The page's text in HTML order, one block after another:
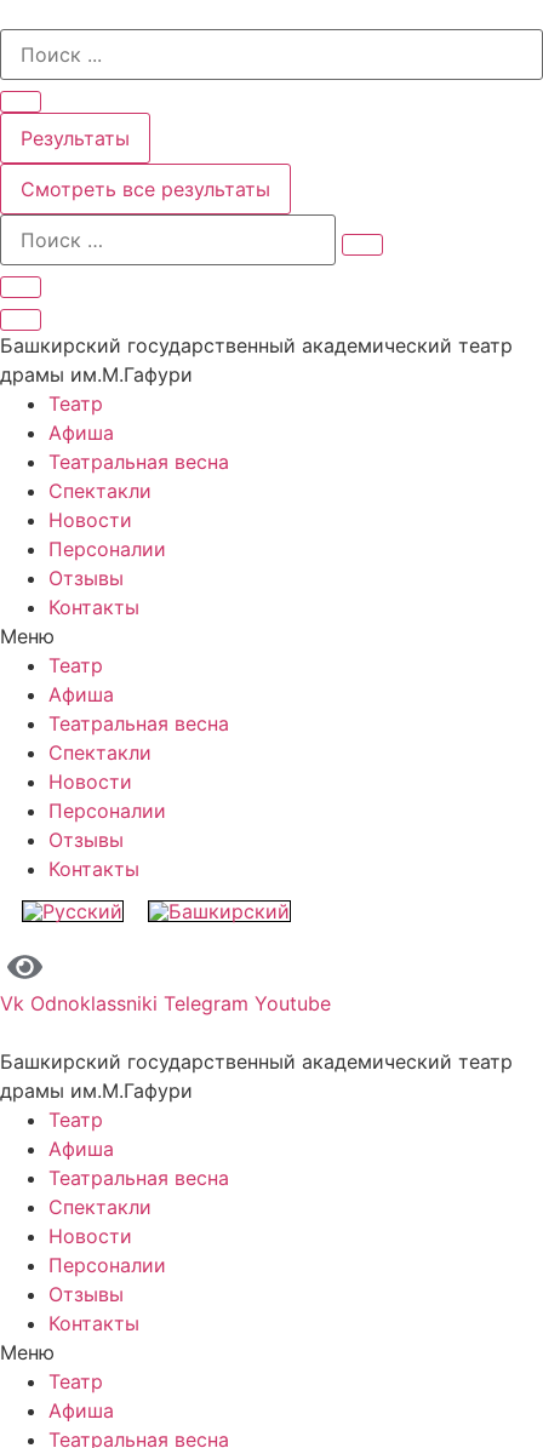
содержимому
Search
Результаты
Смотреть все результаты
Башкирский государственный академический театр
драмы им.М.Гафури
Театр
Афиша
Театральная весна
Спектакли
Новости
Персоналии
Отзывы
Контакты
Меню
Театр
Афиша
Театральная весна
Спектакли
Новости
Персоналии
Отзывы
Контакты
Vk Odnoklassniki Telegram Youtube
Башкирский государственный академический театр
драмы им.М.Гафури
Театр
Афиша
Театральная весна
Спектакли
Новости
Персоналии
Отзывы
Контакты
Меню
Театр
Афиша
Театральная весна